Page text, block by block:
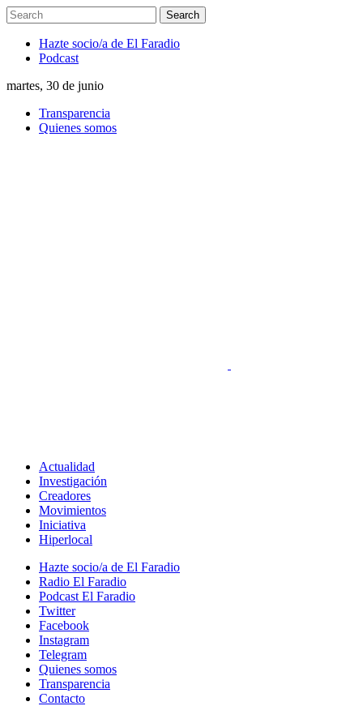
Hazte socio/a de El Faradio
Podcast
martes, 30 de junio
Transparencia
Quienes somos
Actualidad
Investigación
Creadores
Movimientos
Iniciativa
Hiperlocal
Hazte socio/a de El Faradio
Radio El Faradio
Podcast El Faradio
Twitter
Facebook
Instagram
Telegram
Quienes somos
Transparencia
Contacto